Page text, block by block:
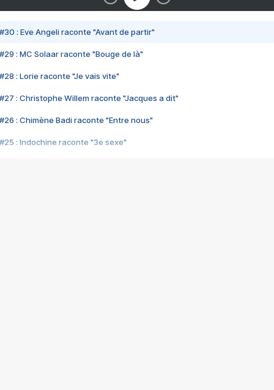
#30 : Eve Angeli raconte "Avant de partir"
#29 : MC Solaar raconte "Bouge de là"
#28 : Lorie raconte "Je vais vite"
#27 : Christophe Willem raconte "Jacques a dit"
#26 : Chimène Badi raconte "Entre nous"
#25 : Indochine raconte "3e sexe"